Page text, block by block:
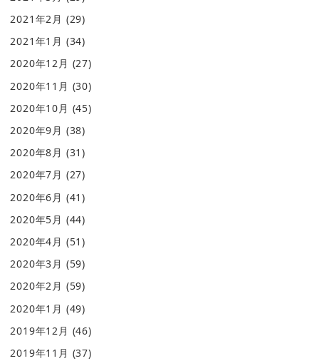
2021年2月 (29)
2021年1月 (34)
2020年12月 (27)
2020年11月 (30)
2020年10月 (45)
2020年9月 (38)
2020年8月 (31)
2020年7月 (27)
2020年6月 (41)
2020年5月 (44)
2020年4月 (51)
2020年3月 (59)
2020年2月 (59)
2020年1月 (49)
2019年12月 (46)
2019年11月 (37)